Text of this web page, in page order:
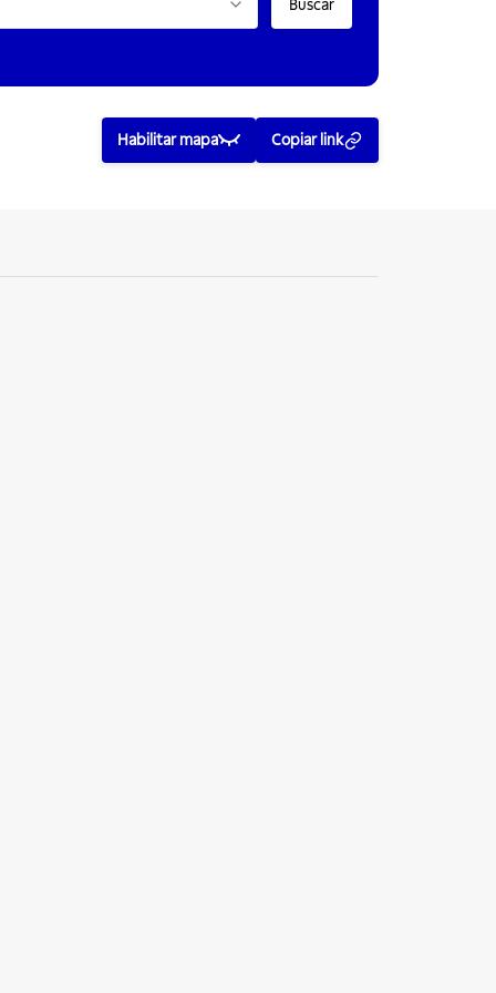
Buscar
Habilitar mapa Copiar link